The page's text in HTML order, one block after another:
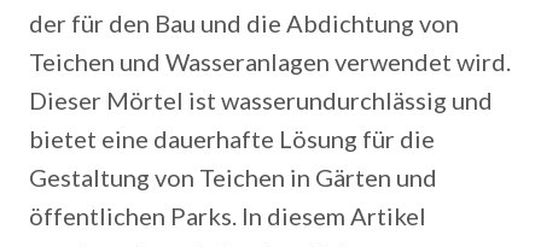
der für den Bau und die Abdichtung von
Teichen und Wasseranlagen verwendet wird.
Dieser Mörtel ist wasserundurchlässig und
bietet eine dauerhafte Lösung für die
Gestaltung von Teichen in Gärten und
öffentlichen Parks. In diesem Artikel